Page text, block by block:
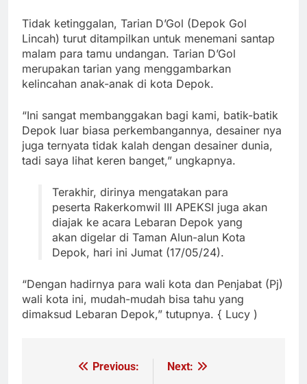
Tidak ketinggalan, Tarian D’Gol (Depok Gol
Lincah) turut ditampilkan untuk menemani santap
malam para tamu undangan. Tarian D’Gol
merupakan tarian yang menggambarkan
kelincahan anak-anak di kota Depok.
“Ini sangat membanggakan bagi kami, batik-batik
Depok luar biasa perkembangannya, desainer nya
juga ternyata tidak kalah dengan desainer dunia,
tadi saya lihat keren banget,” ungkapnya.
Terakhir, dirinya mengatakan para
peserta Rakerkomwil III APEKSI juga akan
diajak ke acara Lebaran Depok yang
akan digelar di Taman Alun-alun Kota
Depok, hari ini Jumat (17/05/24).
“Dengan hadirnya para wali kota dan Penjabat (Pj)
wali kota ini, mudah-mudah bisa tahu yang
dimaksud Lebaran Depok,” tutupnya. { Lucy )
NavigasiPrevious:
Next: